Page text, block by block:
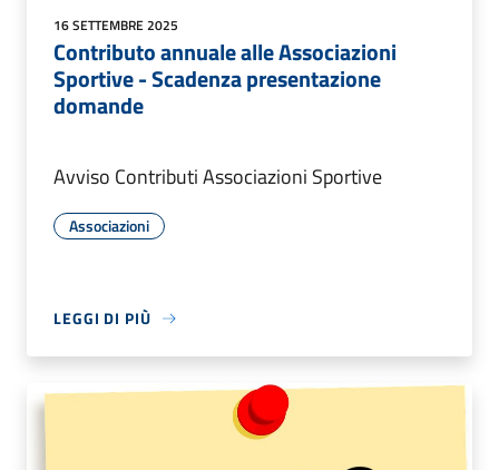
16 SETTEMBRE 2025
Contributo annuale alle Associazioni
Sportive - Scadenza presentazione
domande
Avviso Contributi Associazioni Sportive
Associazioni
LEGGI DI PIÙ